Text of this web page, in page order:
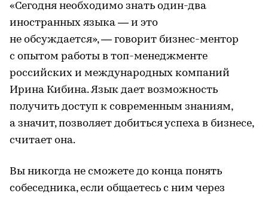
«Сегодня необходимо знать один-два
иностранных языка — и это
не обсуждается», — говорит бизнес-ментор
с опытом работы в топ-менеджменте
российских и международных компаний
Ирина Кибина. Язык дает возможность
получить доступ к современным знаниям,
а значит, позволяет добиться успеха в бизнесе,
считает она.
Вы никогда не сможете до конца понять
собеседника, если общаетесь с ним через